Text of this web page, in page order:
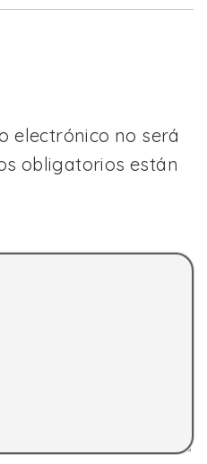
electrónico no será
obligatorios están